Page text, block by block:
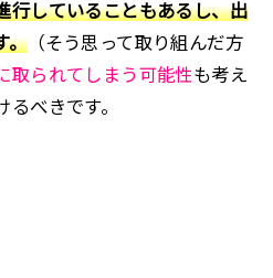
行していることもあるし、出
。 （そう思って取り組んだ方
取られてしまう可能性も考え
べきです。